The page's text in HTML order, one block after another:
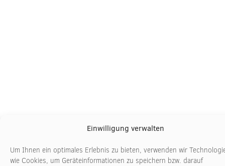
Einwilligung verwalten
Um Ihnen ein optimales Erlebnis zu bieten, verwenden wir
wie Cookies, um Geräteinformationen zu speichern bzw. darauf